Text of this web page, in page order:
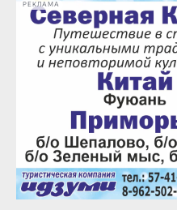
РЕКЛАМА